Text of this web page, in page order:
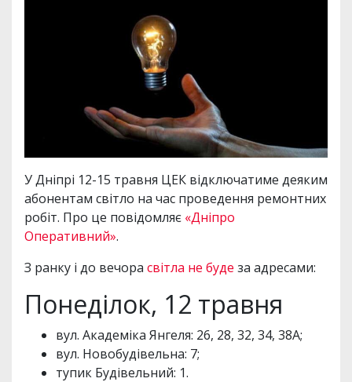
У Дніпрі 12-15 травня ЦЕК відключатиме деяким
абонентам світло на час проведення ремонтних
робіт. Про це повідомляє «Дніпро
Оперативний».
З ранку і до вечора світла не буде за адресами:
Понеділок, 12 травня
вул. Академіка Янгеля: 26, 28, 32, 34, 38А;
вул. Новобудівельна: 7;
тупик Будівельний: 1.